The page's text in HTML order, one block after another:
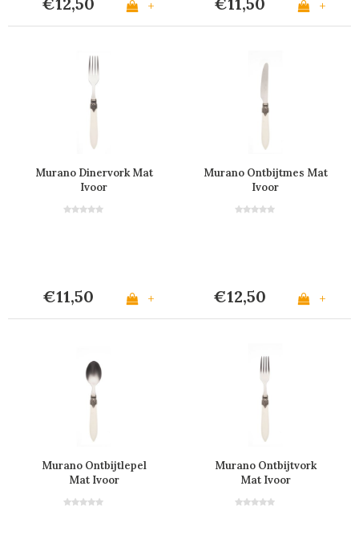
+ +
Murano Dinervork Mat
Ivoor
€11,50 +
Murano Ontbijtmes Mat
Ivoor
€12,50 +
Murano Ontbijtlepel
Mat Ivoor
Murano Ontbijtvork
Mat Ivoor